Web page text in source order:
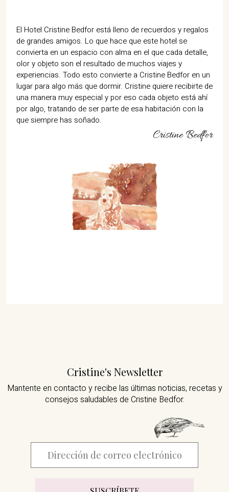
El Hotel Cristine Bedfor está lleno de recuerdos y regalos
de grandes amigos. Lo que hace que este hotel se
convierta en un espacio con alma en el que cada detalle,
olor y objeto son el resultado de muchos viajes y
experiencias. Todo esto convierte a Cristine Bedfor en un
lugar para algo más que dormir. Cristine quiere recibirte de
una manera muy especial y por eso cada objeto está ahí
por algo, tratando de ser parte de esa habitación con la
que siempre has soñado.
Cristine Bedfor
Cristine's Newsletter
Mantente en contacto y recibe las últimas noticias, recetas y
consejos saludables de Cristine Bedfor.